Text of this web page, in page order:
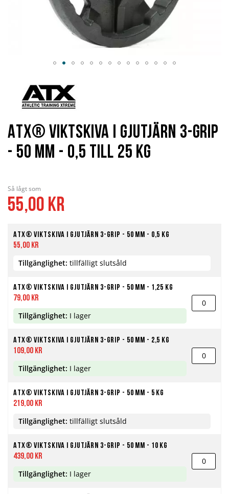
Så lågt som
55,00 kr
ATX® Viktskiva i Gjutjärn 3-Grip - 50 mm - 0,5 kg
55,00 kr
Tillgänglighet: tillfälligt slutsåld
ATX® Viktskiva i Gjutjärn 3-Grip - 50 mm - 1,25 kg
79,00 kr
Tillgänglighet: I lager
ATX® Viktskiva i Gjutjärn 3-Grip - 50 mm - 2,5 kg
109,00 kr
Tillgänglighet: I lager
ATX® Viktskiva i Gjutjärn 3-Grip - 50 mm - 5 kg
219,00 kr
Tillgänglighet: tillfälligt slutsåld
ATX® Viktskiva i Gjutjärn 3-Grip - 50 mm - 10 kg
439,00 kr
Tillgänglighet: I lager
ATX® Viktskiva i Gjutjärn 3-Grip
- 50 mm - 0,5 till 25 kg
början
bildgalleriet